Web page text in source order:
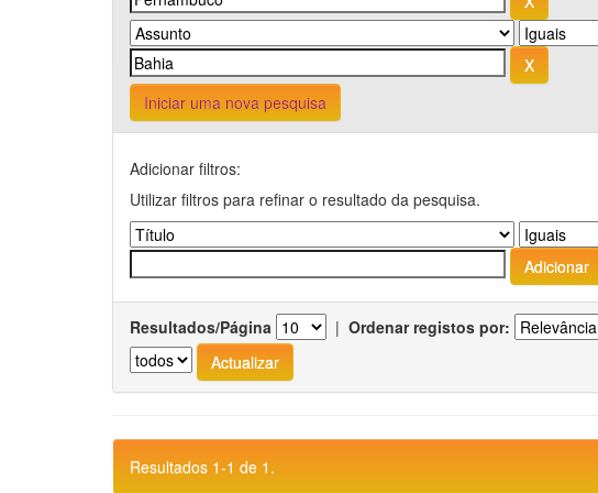
Iniciar uma nova pesquisa
Adicionar filtros:
Utilizar filtros para refinar o resultado da pesquisa.
Resultados/Página | Ordenar registos por:
Resultados 1-1 de 1.